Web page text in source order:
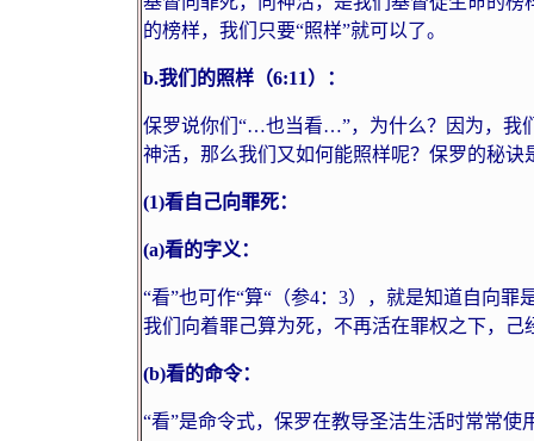
的榜样，我们只要“照样”就可以了。
b.我们的照样（6:11）：
保罗说你们“…也当看…”，为什么？因为，我
神活，那么我们又如何能照样呢？保罗的秘诀
(1)看自己向罪死：
(a)看的字义：
“看”也可作“算“（参4： 3），就是知道自向罪
我们向着罪己算为死，不再活在罪权之下，己
(b)看的命令：
“看”是命令式，保罗在教导圣洁生活时常常